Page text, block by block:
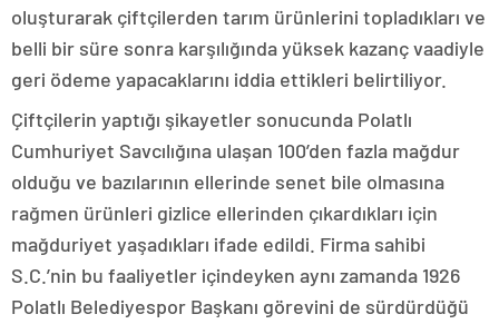
oluşturarak çiftçilerden tarım ürünlerini topladıkları ve
belli bir süre sonra karşılığında yüksek kazanç vaadiyle
geri ödeme yapacaklarını iddia ettikleri belirtiliyor.
Çiftçilerin yaptığı şikayetler sonucunda Polatlı
Cumhuriyet Savcılığına ulaşan 100’den fazla mağdur
olduğu ve bazılarının ellerinde senet bile olmasına
rağmen ürünleri gizlice ellerinden çıkardıkları için
mağduriyet yaşadıkları ifade edildi. Firma sahibi
S.C.’nin bu faaliyetler içindeyken aynı zamanda 1926
Polatlı Belediyespor Başkanı görevini de sürdürdüğü